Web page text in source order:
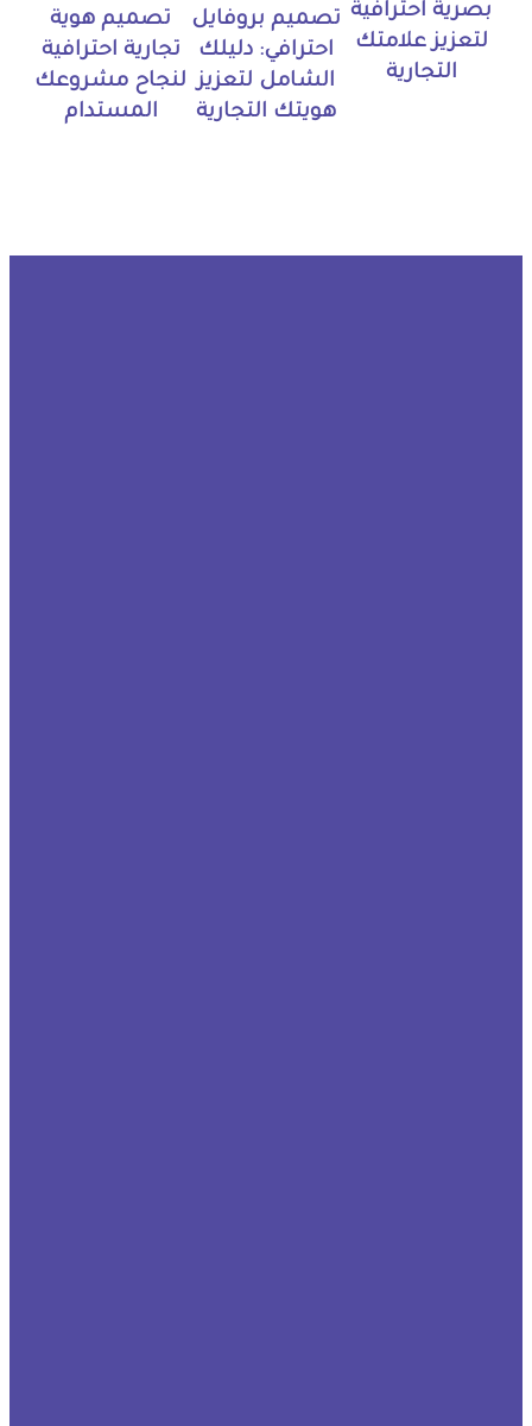
بصرية احترافية
لتعزيز علامتك
التجارية
تصميم بروفايل
احترافي: دليلك
الشامل لتعزيز
هويتك التجارية
تصميم هوية
تجارية احترافية
لنجاح مشروعك
المستدام